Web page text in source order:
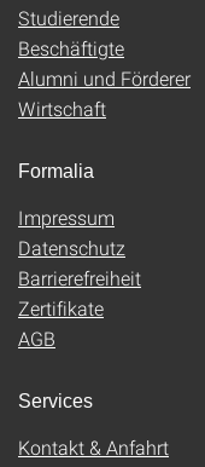
Studierende
Beschäftigte
Alumni und Förderer
Wirtschaft
Formalia
Impressum
Datenschutz
Barrierefreiheit
Zertifikate
AGB
Services
Kontakt & Anfahrt